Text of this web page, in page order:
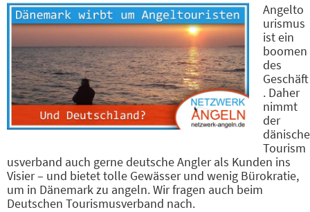
Angelto
urismus
ist ein
boomen
des
Geschäft
. Daher
nimmt
der
dänische
Tourism
usverband auch gerne deutsche Angler als Kunden ins
Visier – und bietet tolle Gewässer und wenig Bürokratie,
um in Dänemark zu angeln. Wir fragen auch beim
Deutschen Tourismusverband nach.